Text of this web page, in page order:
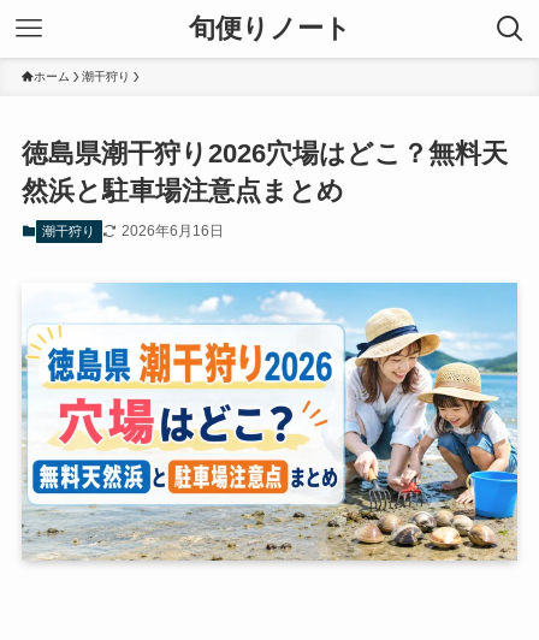
旬便りノート
ホーム 潮干狩り
徳島県潮干狩り2026穴場はどこ？無料天
然浜と駐車場注意点まとめ
潮干狩り 2026年6月16日